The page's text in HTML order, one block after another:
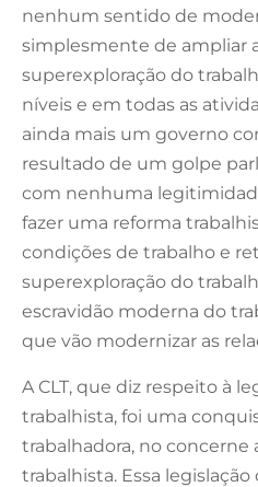
nenhum sentido de
simplesmente de ampliar
superexploração do
níveis e em todas as
ainda mais um governo
resultado de um golpe
com nenhuma
fazer uma reforma
condições de trabalho e
superexploração do
escravidão moderna do
que vão modernizar as
A CLT, que diz respeito à
trabalhista, foi uma
trabalhadora, no concerne
trabalhista. Essa